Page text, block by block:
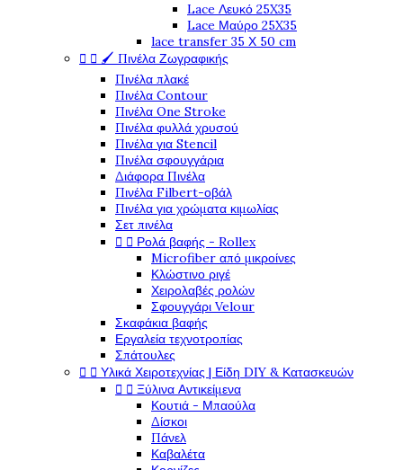
Lace Λευκό 25X35
Lace Μαύρο 25X35
lace transfer 35 Χ 50 cm
  🖌️ Πινέλα Ζωγραφικής
Πινέλα πλακέ
Πινέλα Contour
Πινέλα One Stroke
Πινέλα φυλλά χρυσού
Πινέλα για Stencil
Πινέλα σφουγγάρια
Διάφορα Πινέλα
Πινέλα Filbert-οβάλ
Πινέλα για χρώματα κιμωλίας
Σετ πινέλα
  Ρολά βαφής - Rollex
Microfiber από μικροίνες
Κλώστινο ριγέ
Χειρολαβές ρολών
Σφουγγάρι Velour
Σκαφάκια βαφής
Εργαλεία τεχνοτροπίας
Σπάτουλες
  Υλικά Χειροτεχνίας | Είδη DIY & Κατασκευών
  Ξύλινα Αντικείμενα
Κουτιά - Μπαούλα
Δίσκοι
Πάνελ
Καβαλέτα